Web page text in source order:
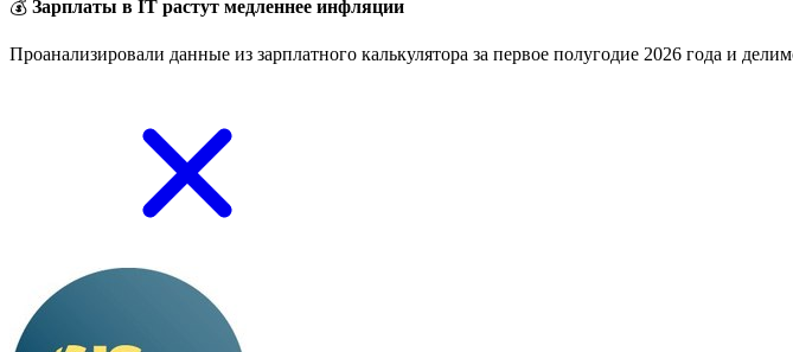
💰 Зарплаты в IT растут медленнее инфляции
Проанализировали данные из зарплатного калькулятора за первое полугодие 2026 года и